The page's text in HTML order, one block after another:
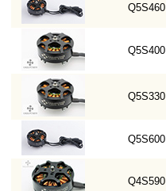
Q5S460
Q5S400
Q5S330
Q5S600
Q4S590